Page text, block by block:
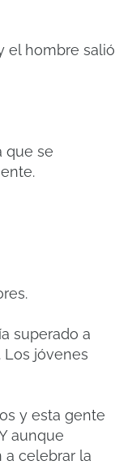
el hombre salió
que se
superado a
Los jóvenes
y esta gente
aunque
a celebrar la